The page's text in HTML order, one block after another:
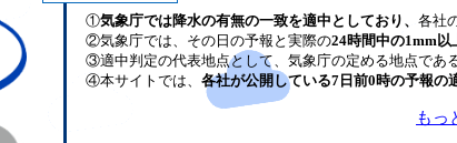
①気象庁では降水の有無の一致を適中としており、 各社
②気象庁では、その日の予報と実際の24時間中の1mm以
③適中判定の代表地点として、気象庁の定める地点であ
④本サイトでは、 各社が公開している7日前0時の予報の
もっ